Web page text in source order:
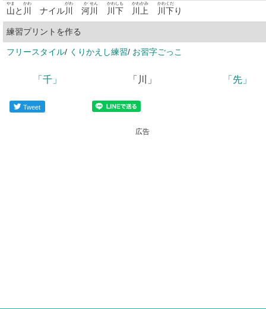
山
やま
と 川
かわ
ナイル川
がわ
河
か
川
せん
川
かわ
下
しも
川
かわ
上
かみ
川
かわ
下
くだ
り
練習プリントを作る
フリースタイル/ くりかえし練習/ お習字ごっこ
「千」 「川」 「先」
Tweet
広告